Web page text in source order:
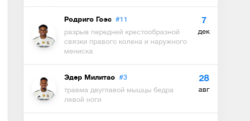
Родриго Гоэс #11
разрыв передней крестообразной
связки правого колена и наружного
мениска
7
дек
Эдер Милитао #3
травма двуглавой мышцы бедра
левой ноги
28
авг